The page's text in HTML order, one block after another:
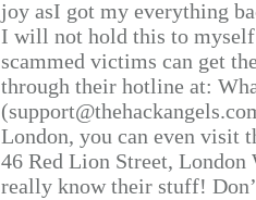
joy asI got my everything
I will not hold this to
scammed victims can get
through their hotline at:
London, you can even visit
46 Red Lion Street, London
really know their stuff!